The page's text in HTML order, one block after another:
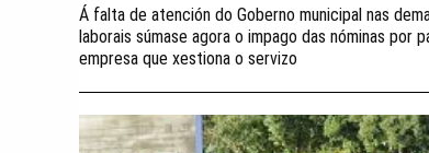
Á falta de atención do Goberno municipal nas
laborais súmase agora o impago das nóminas por
empresa que xestiona o servizo